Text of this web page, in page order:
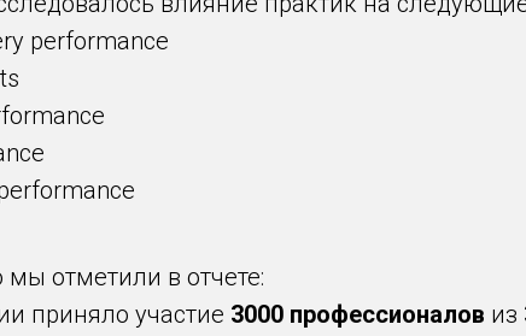
performance
мы отметили в отчете:
приняло участие 3000 профессионалов из